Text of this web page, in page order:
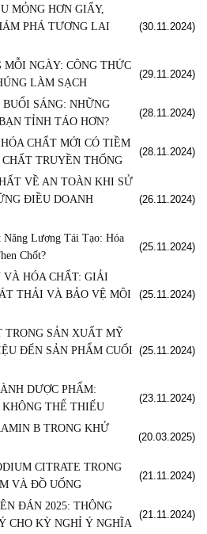
MỎNG HƠN GIẤY,
PHÁ TƯƠNG LAI
(30.11.2024)
MỖI NGÀY: CÔNG THỨC
LÀM SẠCH
(29.11.2024)
SÁNG: NHỮNG
TỈNH TÁO HƠN?
(28.11.2024)
CHẤT MỚI CÓ TIỀM
TRUYỀN THỐNG
(28.11.2024)
VỀ AN TOÀN KHI SỬ
ĐIỀU DOANH
(26.11.2024)
Năng Lượng Tái Tạo: Hóa
Chốt?
(25.11.2024)
VÀ HÓA CHẤT: GIẢI
THẢI VÀ BẢO VỆ MÔI
(25.11.2024)
TRONG SẢN XUẤT MỸ
ĐẾN SẢN PHẨM CUỐI (25.11.2024)
DƯỢC PHẨM:
THỂ THIẾU
(23.11.2024)
B TRONG KHỬ
(20.03.2025)
CITRATE TRONG
VÀ ĐỒ UỐNG
(21.11.2024)
ĐÁN 2025: THÔNG
CHO KỲ NGHỈ Ý NGHĨA
(21.11.2024)